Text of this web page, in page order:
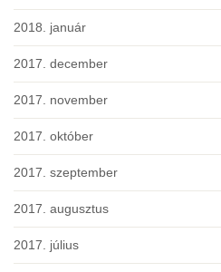
2018. január
2017. december
2017. november
2017. október
2017. szeptember
2017. augusztus
2017. július